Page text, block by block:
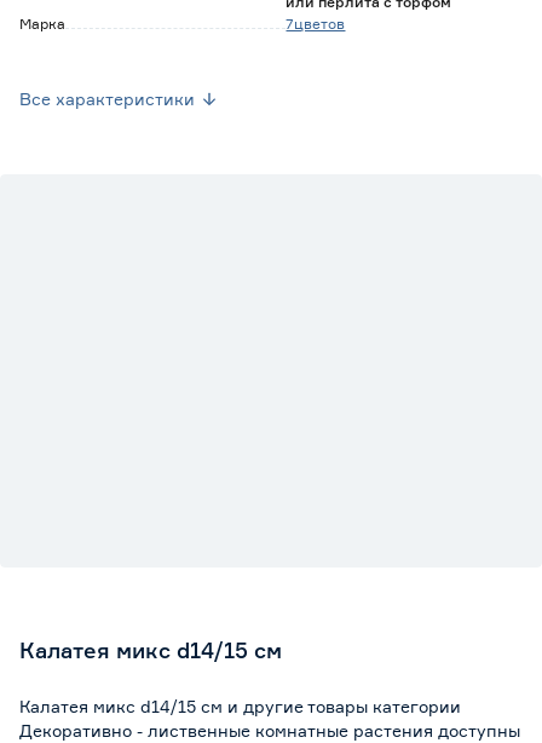
Марка
7цветов
Все характеристики
Калатея микс d14/15 см
Калатея микс d14/15 см и другие товары категории
Декоративно - лиственные комнатные растения доступны